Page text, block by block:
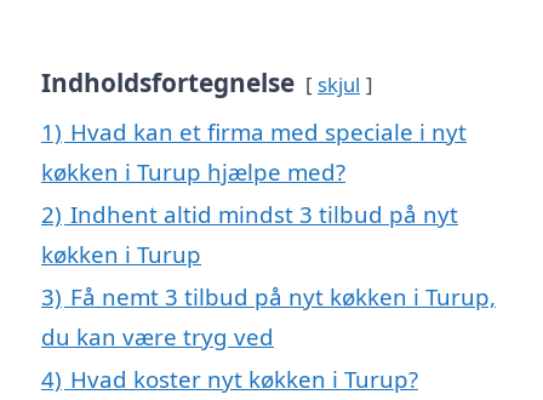
Indholdsfortegnelse skjul
1) Hvad kan et firma med speciale i nyt
køkken i Turup hjælpe med?
2) Indhent altid mindst 3 tilbud på nyt
køkken i Turup
3) Få nemt 3 tilbud på nyt køkken i Turup,
du kan være tryg ved
4) Hvad koster nyt køkken i Turup?